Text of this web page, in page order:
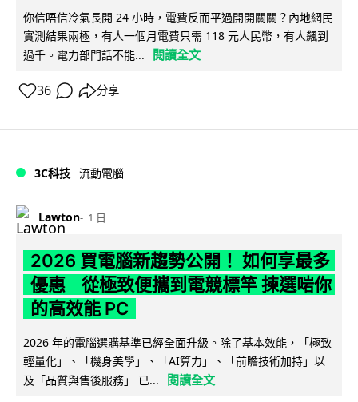
你信唔信冷氣長開 24 小時，電費反而平過開開關關？內地網民
實測結果兩極，有人一個月電費只需 118 元人民幣，有人飆到
過千。電力部門話不能...
閱讀全文
36 分享
3C科技 流動電腦
Lawton 1 日
2026 買電腦新趨勢公開！ 如何享最多
優惠 從極致便攜到電競標竿 揀選啱你
的高效能 PC
2026 年的電腦選購基準已經全面升級。除了基本效能，「極致
輕量化」、「機身美學」、「AI算力」、「前瞻技術加持」以
及「品質與售後服務」 已...
閱讀全文